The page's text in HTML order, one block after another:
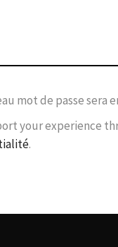
mot de passe sera
your experience
.